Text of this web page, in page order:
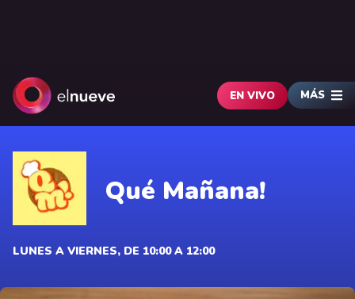
EN VIVO MÁS
Qué Mañana!
LUNES A VIERNES, DE 10:00 A 12:00